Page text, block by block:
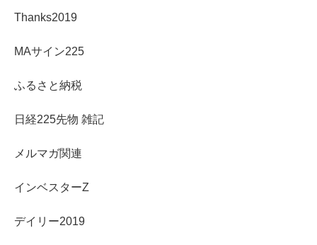
Thanks2019
MAサイン225
ふるさと納税
日経225先物 雑記
メルマガ関連
インベスターZ
デイリー2019